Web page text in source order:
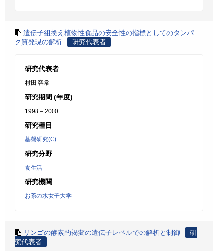
遣伝子組換え植物性食品の安全性の指標としてのタンパ
ク質発現の解析
研究代表者
研究代表者
村田 容常
研究期間 (年度)
1998 – 2000
研究種目
基盤研究(C)
研究分野
食生活
研究機関
お茶の水女子大学
リンゴの酵素的褐変の遺伝子レベルでの解析と制御
研
究代表者